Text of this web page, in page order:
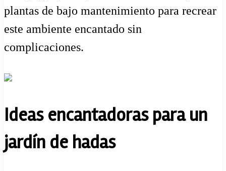
plantas de bajo mantenimiento para recrear
este ambiente encantado sin
complicaciones.
Ideas encantadoras para un
jardín de hadas